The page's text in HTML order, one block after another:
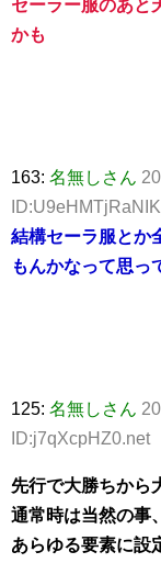
セーラー服のあと
かも
163: 名無しさん
結構セーラ服とか
もんかなって思っ
125: 名無しさん
ID:j7qXcpHZ0.net
先行で大勝ちから
通常時は当然の事
あらゆる要素に設